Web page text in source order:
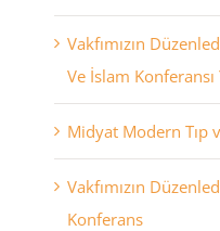
Vakfımızın
Ve İslam Konferansı
Midyat Modern Tıp
Vakfımızın
Konferans